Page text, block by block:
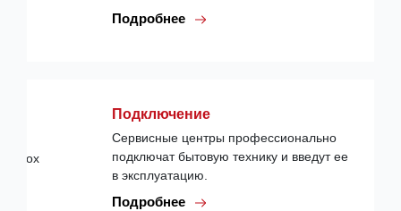
Подробнее
Подключение
Сервисные центры профессионально
подключат бытовую технику и введут ее
в эксплуатацию.
Подробнее